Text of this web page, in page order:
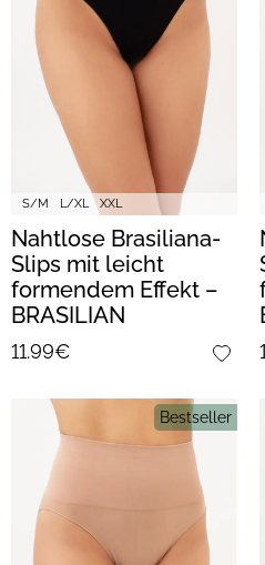
S/M L/XL XXL
Nahtlose Brasiliana-
Slips mit leicht
formendem Effekt –
BRASILIAN
SHAPEWEAR (black)
11.99€
Bestseller